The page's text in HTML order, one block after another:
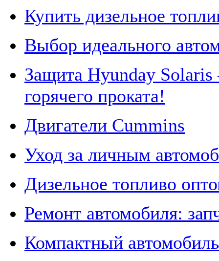
Купить дизельное
Выбор идеального
Защита Hyunday Solaris
горячего проката!
Двигатели Cummins
Уход за личным
Дизельное топливо
Ремонт автомобиля:
Компактный